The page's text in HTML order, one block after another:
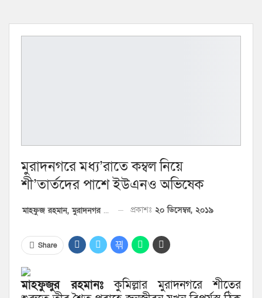
মুরাদনগরে মধ্য’রাতে কম্বল নিয়ে
শী’তার্তদের পাশে ইউএনও অভিষেক
মাহফুজ রহমান, মুরাদনগর প্রতিনিধি প্রকাশঃ ২০ ডিসেম্বর, ২০১৯
Share
মাহফুজুর রহমানঃ কুমিল্লার মুরাদনগরে শীতের